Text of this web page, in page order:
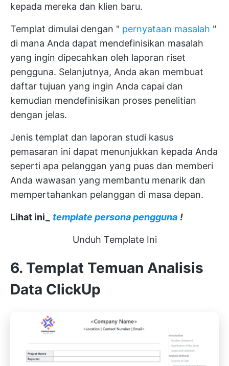
kepada mereka dan klien baru.
Templat dimulai dengan " pernyataan masalah "
di mana Anda dapat mendefinisikan masalah
yang ingin dipecahkan oleh laporan riset
pengguna. Selanjutnya, Anda akan membuat
daftar tujuan yang ingin Anda capai dan
kemudian mendefinisikan proses penelitian
dengan jelas.
Jenis templat dan laporan studi kasus
pemasaran ini dapat menunjukkan kepada Anda
seperti apa pelanggan yang puas dan memberi
Anda wawasan yang membantu menarik dan
mempertahankan pelanggan di masa depan.
Lihat ini_ template persona pengguna !
Unduh Template Ini
6. Templat Temuan Analisis
Data ClickUp